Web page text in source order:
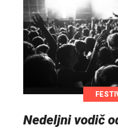
Nedeljni vodič